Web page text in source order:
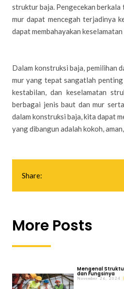
struktur baja. Pengecekan berkala
mur dapat mencegah terjadinya
dapat membahayakan
Dalam konstruksi baja, pemilihan
mur yang tepat sangatlah
kestabilan, dan keselamatan
berbagai jenis baut dan mur
dalam konstruksi baja, kita dapat
yang dibangun adalah kokoh,
Share:
More Posts
Mengenal
dan Fungsinya
November 26, 2024